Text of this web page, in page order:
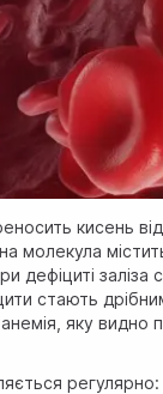
кисень
молекула
дефіциті заліза
стають
яку видно
регулярно: